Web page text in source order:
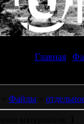
Главная|
Файлы